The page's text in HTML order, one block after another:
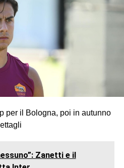
per il Bologna, poi in autunno
Zanetti e il